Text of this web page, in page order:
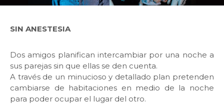
SIN ANESTESIA
Dos amigos planifican intercambiar por una noche a
sus parejas sin que ellas se den cuenta.
A través de un minucioso y detallado plan pretenden
cambiarse de habitaciones en medio de la noche
para poder ocupar el lugar del otro.